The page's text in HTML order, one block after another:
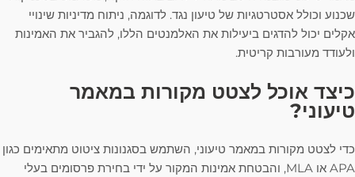
שכנוע וכולל אסטרטגיות של טיעון נגד. לדוגמה, ניתוח מדיניות שינויי
אקלים יכול להדגים ביעילות את האלמנטים הללו, להגביר את האמינות
ולעודד מעורבות קריטית.
כיצד אוכל לצטט מקורות במאמר
טיעוני?
כדי לצטט מקורות במאמר טיעוני, השתמש בסגנונות ציטוט מתאימים כגון
APA או MLA, והבטחת אמינות המקור על ידי בחירת פרסומים בעלי